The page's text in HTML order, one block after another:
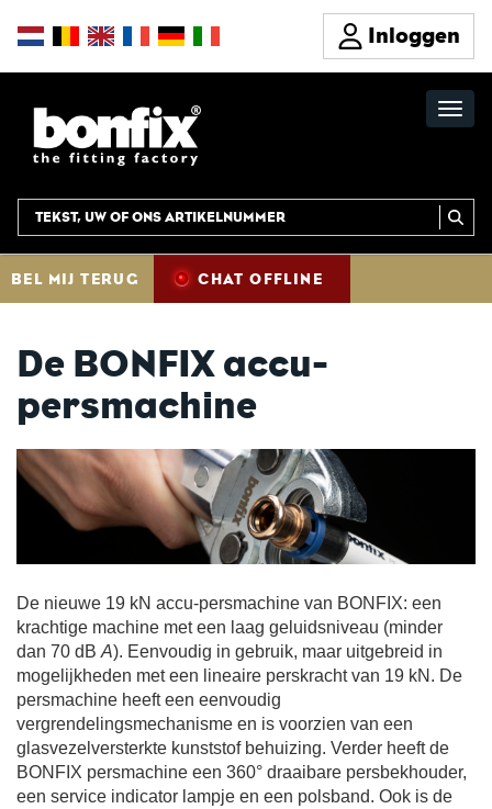
Inloggen
BEL MIJ TERUG CHAT OFFLINE
De BONFIX accu-
persmachine
De nieuwe 19 kN accu-persmachine van BONFIX: een
krachtige machine met een laag geluidsniveau (minder
dan 70 dB A). Eenvoudig in gebruik, maar uitgebreid in
mogelijkheden met een lineaire perskracht van 19 kN. De
persmachine heeft een eenvoudig
vergrendelingsmechanisme en is voorzien van een
glasvezelversterkte kunststof behuizing. Verder heeft de
BONFIX persmachine een 360° draaibare persbekhouder,
een service indicator lampje en een polsband. Ook is de